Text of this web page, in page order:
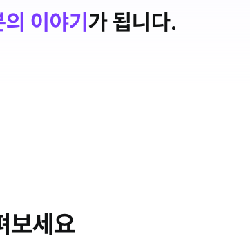
이야기 가 됩니다.
보세요